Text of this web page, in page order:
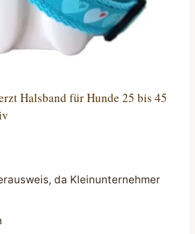
Halsband für Hunde 25 bis 45
da Kleinunternehmer